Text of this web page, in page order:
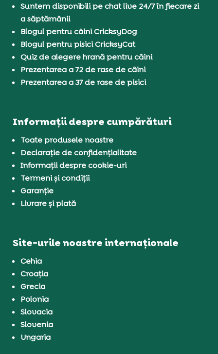
Suntem disponibili pe chat live 24/7 în fiecare zi
a săptămânii
Blogul pentru câini CricksyDog
Blogul pentru pisici CricksyCat
Quiz de alegere hrană pentru câini
Prezentarea a 72 de rase de câini
Prezentarea a 37 de rase de pisici
Informații despre cumpărături
Toate produsele noastre
Declarație de confidențialitate
Informații despre cookie-uri
Termeni și condiții
Garanție
Livrare și plată
Site-urile noastre internaționale
Cehia
Croația
Grecia
Polonia
Slovacia
Slovenia
Ungaria